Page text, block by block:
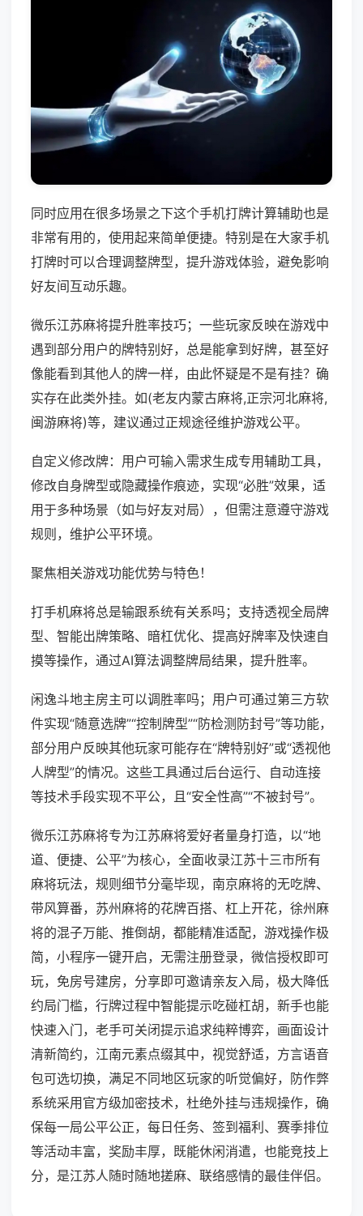
同时应用在很多场景之下这个手机打牌计算辅助也是
非常有用的，使用起来简单便捷。特别是在大家手机
打牌时可以合理调整牌型，提升游戏体验，避免影响
好友间互动乐趣。
微乐江苏麻将提升胜率技巧；一些玩家反映在游戏中
遇到部分用户的牌特别好，总是能拿到好牌，甚至好
像能看到其他人的牌一样，由此怀疑是不是有挂？确
实存在此类外挂。如(老友内蒙古麻将,正宗河北麻将,
闽游麻将)等，建议通过正规途径维护游戏公平。
自定义修改牌：用户可输入需求生成专用辅助工具，
修改自身牌型或隐藏操作痕迹，实现“必胜”效果，适
用于多种场景（如与好友对局），但需注意遵守游戏
规则，维护公平环境。
聚焦相关游戏功能优势与特色！
打手机麻将总是输跟系统有关系吗；支持透视全局牌
型、智能出牌策略、暗杠优化、提高好牌率及快速自
摸等操作，通过AI算法调整牌局结果，提升胜率。
闲逸斗地主房主可以调胜率吗；用户可通过第三方软
件实现“随意选牌”“控制牌型”“防检测防封号”等功能，
部分用户反映其他玩家可能存在“牌特别好”或“透视他
人牌型”的情况。这些工具通过后台运行、自动连接
等技术手段实现不平公，且“安全性高”“不被封号”。
微乐江苏麻将专为江苏麻将爱好者量身打造，以“地
道、便捷、公平”为核心，全面收录江苏十三市所有
麻将玩法，规则细节分毫毕现，南京麻将的无吃牌、
带风算番，苏州麻将的花牌百搭、杠上开花，徐州麻
将的混子万能、推倒胡，都能精准适配，游戏操作极
简，小程序一键开启，无需注册登录，微信授权即可
玩，免房号建房，分享即可邀请亲友入局，极大降低
约局门槛，行牌过程中智能提示吃碰杠胡，新手也能
快速入门，老手可关闭提示追求纯粹博弈，画面设计
清新简约，江南元素点缀其中，视觉舒适，方言语音
包可选切换，满足不同地区玩家的听觉偏好，防作弊
系统采用官方级加密技术，杜绝外挂与违规操作，确
保每一局公平公正，每日任务、签到福利、赛季排位
等活动丰富，奖励丰厚，既能休闲消遣，也能竞技上
分，是江苏人随时随地搓麻、联络感情的最佳伴侣。